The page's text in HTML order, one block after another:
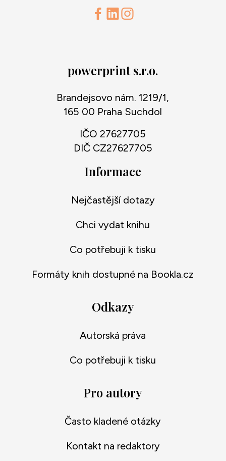
powerprint s.r.o.
Brandejsovo nám. 1219/1,
165 00 Praha Suchdol
IČO 27627705
DIČ CZ27627705
Informace
Nejčastější dotazy
Chci vydat knihu
Co potřebuji k tisku
Formáty knih dostupné na Bookla.cz
Odkazy
Autorská práva
Co potřebuji k tisku
Pro autory
Často kladené otázky
Kontakt na redaktory